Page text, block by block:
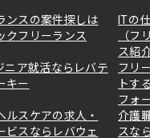
ンスの案件探しは
クフリーランス
ITの
（フ
ス紹
ニア就活ならレバテ
キー
フリ
トす
フォ
ルスケアの求人・
ビスならレバウェ
介護
スな